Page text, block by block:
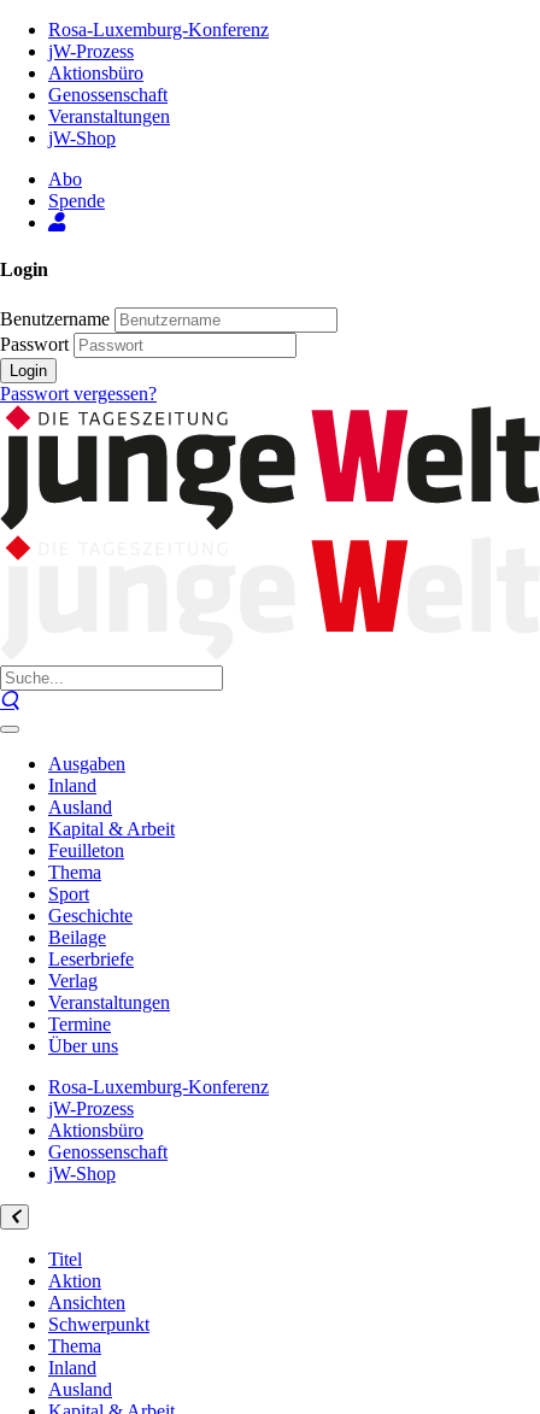
Inhalt
Seite
Rosa-Luxemburg-Konferenz
jW-Prozess
Aktionsbüro
Genossenschaft
Veranstaltungen
jW-Shop
Abo
Spende
Login
Benutzername
Passwort
Login
Passwort vergessen?
Ausgaben
Inland
Ausland
Kapital & Arbeit
Feuilleton
Thema
Sport
Geschichte
Beilage
Leserbriefe
Verlag
Veranstaltungen
Termine
Über uns
Rosa-Luxemburg-Konferenz
jW-Prozess
Aktionsbüro
Genossenschaft
jW-Shop
Titel
Aktion
Ansichten
Schwerpunkt
Thema
Inland
Ausland